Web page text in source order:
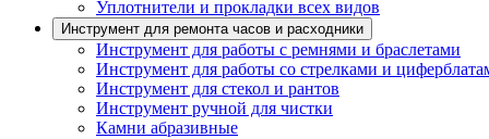
Уплотнители и прокладки всех видов
Инструмент для ремонта часов и расходники
Инструмент для работы с ремнями и браслетами
Инструмент для работы со стрелками и
Инструмент для стекол и рантов
Инструмент ручной для чистки
Камни абразивные